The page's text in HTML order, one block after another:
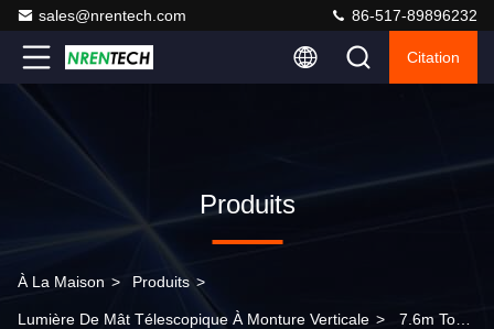
sales@nrentech.com 86-517-89896232
Citation
Produits
À La Maison > Produits >
Lumière De Mât Télescopique À Monture Verticale > 7.6m Tour